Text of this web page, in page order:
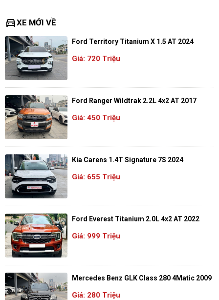
directions_carXE MỚI VỀ
Ford Territory Titanium X 1.5 AT 2024
Giá: 720 Triệu
Ford Ranger Wildtrak 2.2L 4x2 AT 2017
Giá: 450 Triệu
Kia Carens 1.4T Signature 7S 2024
Giá: 655 Triệu
Ford Everest Titanium 2.0L 4x2 AT 2022
Giá: 999 Triệu
Mercedes Benz GLK Class 280 4Matic 2009
Giá: 280 Triệu